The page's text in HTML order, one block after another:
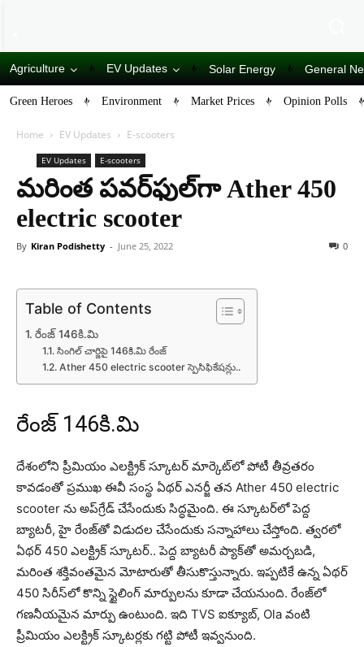
Agriculture EV Updates Solar Energy General
Green Heroes Environment Market Prices Opinion Polls
Home EV Updates E-scooters
EV Updates E-scooters
మ‌రింత ప‌వ‌ర్‌ఫుల్‌గా Ather 450
electric scooter
By Kiran Podishetty - June 25, 2022 0
Table of Contents
రేంజ్ 146కి.మి
సింగిల్ చార్జిపై 146కి.మి రేంజ్‌
Ather 450 electric scooter స్పెసిఫికేష‌న్లు..
రేంజ్ 146కి.మి
దేశంలోని ప్రీమియం ఎలక్ట్రిక్ స్కూటర్ మార్కెట్‌లో పోటీ తీవ్రతరం
కావడంతో ప్ర‌ముఖ ఈవీ సంస్థ‌ ఏథర్ ఎనర్జీ తన Ather 450 electric
scooter ను అప్‌గ్రేడ్ చేసేందుకు సిద్ధ‌మైంది. ఈ స్కూట‌ర్‌లో పెద్ద
బ్యాటరీ, హై రేంజ్‌తో విడుదల చేసేందుకు స‌న్నాహాలు చేస్తోంది. త్వ‌ర‌లో
ఏథర్ 450 ఎలక్ట్రిక్ స్కూటర్.. పెద్ద బ్యాటరీ ప్యాక్‌తో అమర్చబడి,
మ‌రింత శక్తివంతమైన మోటారుతో తీసుకొస్తున్నారు. ఇప్పటికే ఉన్న ఏథర్
450 సిరీస్‌లో కొన్ని స్టైలింగ్ మార్పులను కూడా చేయ‌నుంది. రేంజ్‌లో
గణనీయమైన మార్పు ఉంటుంది. ఇది TVS ఐక్యూబ్‌, Ola వంటి
ప్రీమియం ఎలక్ట్రిక్ స్కూట‌ర్ల‌కు గ‌ట్టి పోటీ ఇవ్వ‌నుంది.